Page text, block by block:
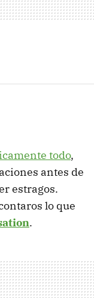
todo,
antes de
estragos.
lo que
.